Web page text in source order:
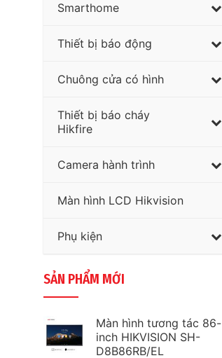
Smarthome
Thiết bị báo động
Chuông cửa có hình
Thiết bị báo cháy
Hikfire
Camera hành trình
Màn hình LCD Hikvision
Phụ kiện
SẢN PHẨM MỚI
Màn hình tương tác 86-
inch HIKVISION SH-
D8B86RB/EL